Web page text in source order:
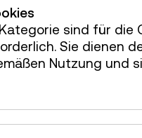
sind für die
Sie dienen
Nutzung und